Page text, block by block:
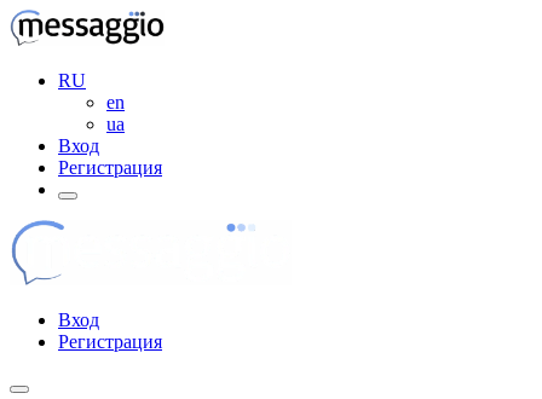
RU
en
ua
Вход
Регистрация
Вход
Регистрация